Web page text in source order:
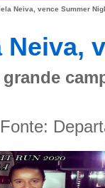
Neiva, vence Summer
Neiva,